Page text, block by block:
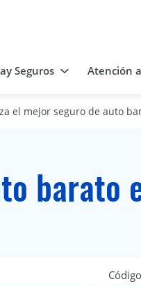
Seguros Atención
el mejor seguro de auto
barato